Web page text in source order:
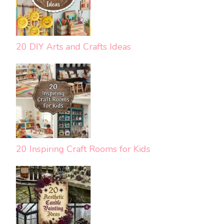
20 DIY Arts and Crafts Ideas
20 Inspiring Craft Rooms for Kids